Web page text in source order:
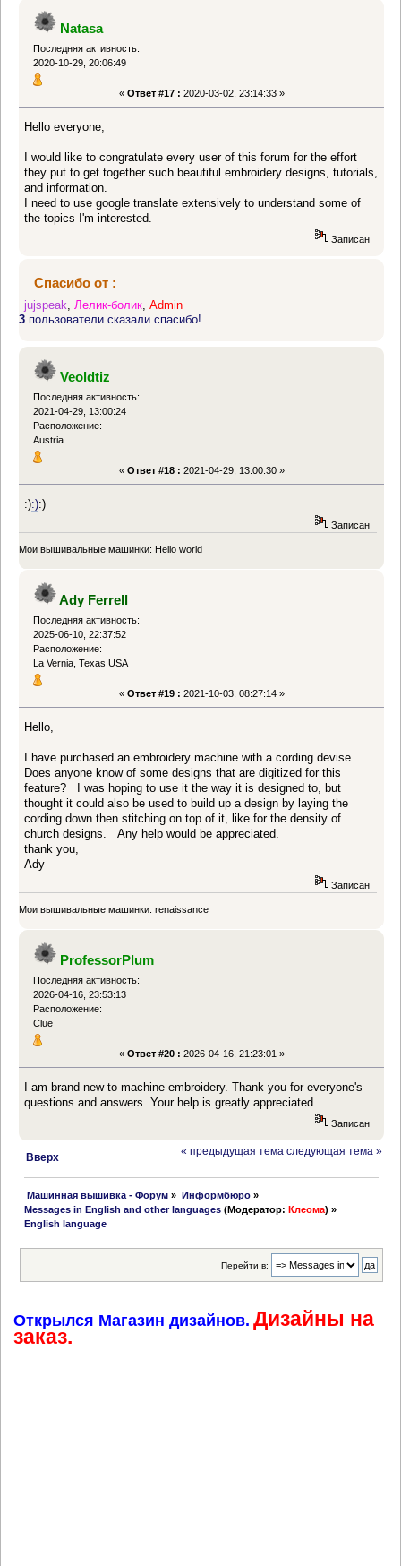
Natasa
Последняя активность:
2020-10-29, 20:06:49
« Ответ #17 : 2020-03-02, 23:14:33 »
Hello everyone,
I would like to congratulate every user of this forum for the effort
they put to get together such beautiful embroidery designs, tutorials,
and information.
I need to use google translate extensively to understand some of
the topics I'm interested.
Записан
Спасибо от :
jujspeak Лелик-болик ,Admin
3 пользователи сказали спасибо!
Veoldtiz
Последняя активность:
2021-04-29, 13:00:24
Расположение:
Austria
« Ответ #18 : 2021-04-29, 13:00:30 »
:):):)
Записан
Мои вышивальные машинки: Hello world
Ady Ferrell
Последняя активность:
2025-06-10, 22:37:52
Расположение:
La Vernia, Texas USA
« Ответ #19 : 2021-10-03, 08:27:14 »
Hello,
I have purchased an embroidery machine with a cording devise.
Does anyone know of some designs that are digitized for this
feature? I was hoping to use it the way it is designed to, but
thought it could also be used to build up a design by laying the
cording down then stitching on top of it, like for the density of
church designs. Any help would be appreciated.
thank you,
Ady
Записан
Мои вышивальные машинки: renaissance
ProfessorPlum
Последняя активность:
2026-04-16, 23:53:13
Расположение:
Clue
« Ответ #20 : 2026-04-16, 21:23:01 »
I am brand new to machine embroidery. Thank you for everyone's
questions and answers. Your help is greatly appreciated.
Записан
Вверх
« предыдущая тема следующая тема »
Машинная вышивка - Форум » Информбюро»
Messages in English and other languages (Модератор: Клеома) »
English language
Перейти в:
Открылся Магазин дизайнов. Дизайны на
заказ.